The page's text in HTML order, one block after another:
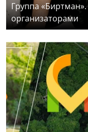
Группа
организаторами